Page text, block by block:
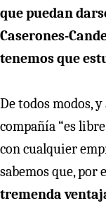
que puedan
Caserones-
tenemos que
De todos modos,
compañía “es
con cualquier
sabemos que, por
tremenda